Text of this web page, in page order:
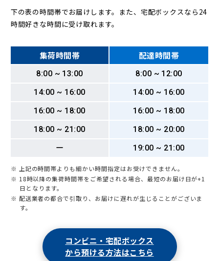
下の表の時間帯でお届けします。また、宅配ボックスなら24
時間好きな時間に受け取れます。
集荷時間帯 配達時間帯
8:00 ~ 13:00
8:00 ~ 12:00
14:00 ~ 16:00
14:00 ~ 16:00
16:00 ~ 18:00
16:00 ~ 18:00
18:00 ~ 21:00
18:00 ~ 20:00
ー
19:00 ~ 21:00
※ 上記の時間帯よりも細かい時間指定はお受けできません。
※ 18時以降の集荷時間帯をご希望される場合、最短のお届け日が+1
日となります。
※ 配送業者の都合で引取り、お届けに遅れが生じることがございま
す。
コンビニ・宅配ボックス
から預ける方法はこちら